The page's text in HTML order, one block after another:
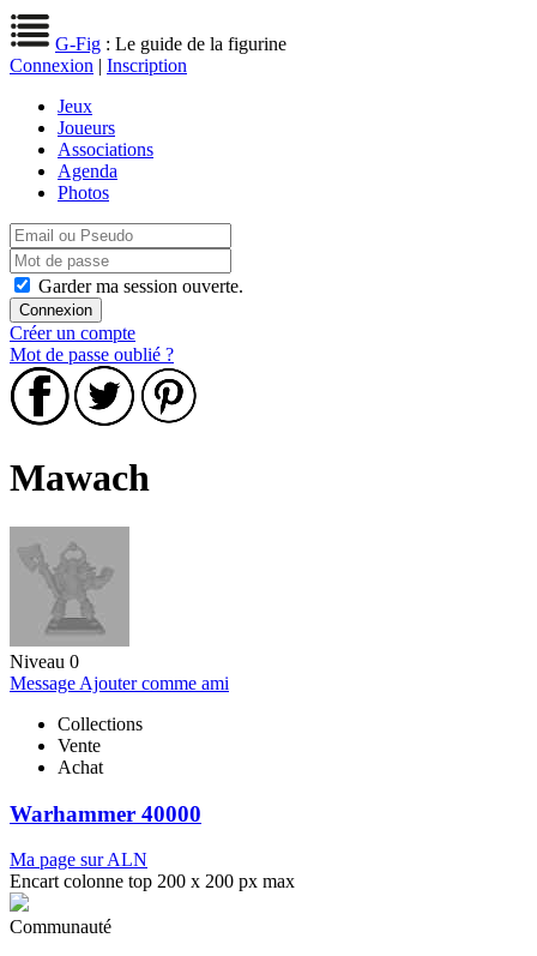
G-Fig : Le guide de la figurine
Connexion | Inscription
Jeux
Joueurs
Associations
Agenda
Photos
Garder ma session ouverte.
Créer un compte
Mot de passe oublié ?
Mawach
Niveau 0
Message Ajouter comme ami
Collections
Vente
Achat
Warhammer 40000
Ma page sur ALN
Encart colonne top 200 x 200 px max
Communauté